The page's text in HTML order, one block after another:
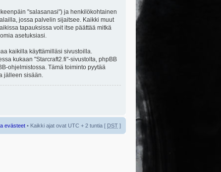
"salasanasi") ja henkilökohtainen
jossa palvelin sijaitsee. Kaikki muut
tapauksissa voit itse päättää mitkä
asetuksiasi.
kaikilla käyttämilläsi sivustoilla.
kukaan "Starcraft2.fi"-sivustolta, phpBB
ohjelmistossa. Tämä toiminto pyytää
jälleen sisään.
evästeet • Kaikki ajat ovat UTC + 2 tuntia [ DST ]